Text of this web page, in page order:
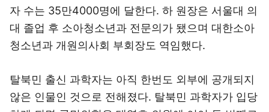
자 수는 35만4000명에 달한다. 하 원장은 서울대 의
대 졸업 후 소아청소년과 전문의가 됐으며 대한소아
청소년과 개원의사회 부회장도 역임했다.
탈북민 출신 과학자는 아직 한번도 외부에 공개되지
않은 인물인 것으로 전해졌다. 탈북민 과학자가 입당